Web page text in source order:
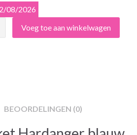
08/2026
Voeg toe aan winkelwagen
BEOORDELINGEN (0)